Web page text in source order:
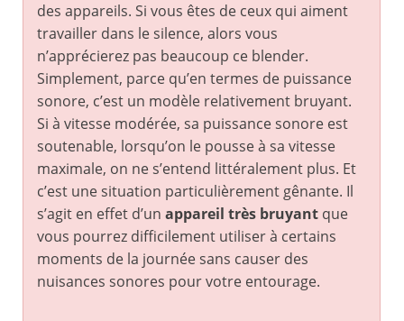
des appareils. Si vous êtes de ceux qui aiment
travailler dans le silence, alors vous
n’apprécierez pas beaucoup ce blender.
Simplement, parce qu’en termes de puissance
sonore, c’est un modèle relativement bruyant.
Si à vitesse modérée, sa puissance sonore est
soutenable, lorsqu’on le pousse à sa vitesse
maximale, on ne s’entend littéralement plus. Et
c’est une situation particulièrement gênante. Il
s’agit en effet d’un appareil très bruyant que
vous pourrez difficilement utiliser à certains
moments de la journée sans causer des
nuisances sonores pour votre entourage.